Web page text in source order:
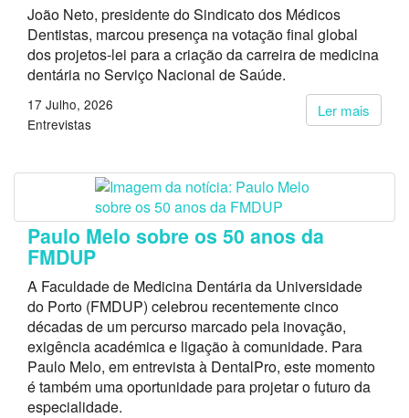
João Neto, presidente do Sindicato dos Médicos
Dentistas, marcou presença na votação final global
dos projetos-lei para a criação da carreira de medicina
dentária no Serviço Nacional de Saúde.
Ler mais
17 Julho, 2026
Entrevistas
Paulo Melo sobre os 50 anos da
FMDUP
A Faculdade de Medicina Dentária da Universidade
do Porto (FMDUP) celebrou recentemente cinco
décadas de um percurso marcado pela inovação,
exigência académica e ligação à comunidade. Para
Paulo Melo, em entrevista à DentalPro, este momento
é também uma oportunidade para projetar o futuro da
especialidade.